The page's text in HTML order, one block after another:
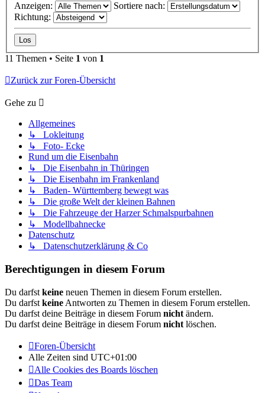
Anzeigen:
Sortiere nach:
Richtung:
11 Themen • Seite 1 von 1
Zurück zur Foren-Übersicht
Gehe zu
Allgemeines
↳ Lokleitung
↳ Foto- Ecke
Rund um die Eisenbahn
↳ Die Eisenbahn in Thüringen
↳ Die Eisenbahn im Frankenland
↳ Baden- Württemberg bewegt was
↳ Die große Welt der kleinen Bahnen
↳ Die Fahrzeuge der Harzer Schmalspurbahnen
↳ Modellbahnecke
Datenschutz
↳ Datenschutzerklärung & Co
Berechtigungen in diesem Forum
Du darfst keine neuen Themen in diesem Forum erstellen.
Du darfst keine Antworten zu Themen in diesem Forum erstellen.
Du darfst deine Beiträge in diesem Forum nicht ändern.
Du darfst deine Beiträge in diesem Forum nicht löschen.
Foren-Übersicht
Alle Zeiten sind UTC+01:00
Alle Cookies des Boards löschen
Das Team